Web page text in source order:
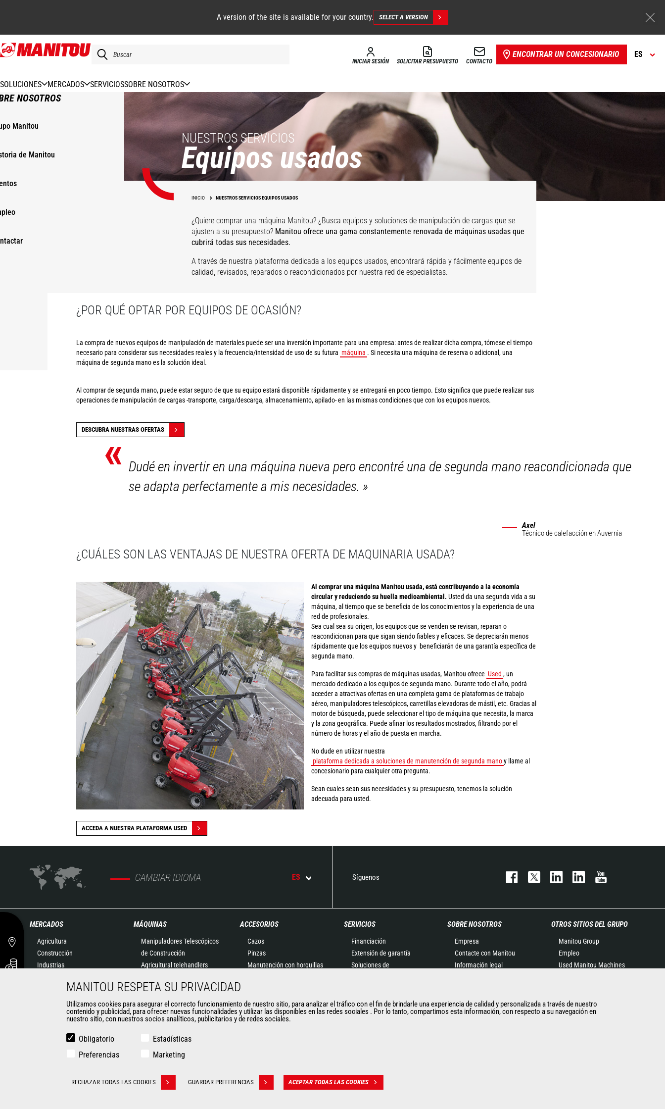
Pasar
al
A version of the site is available for your country. SELECT A VERSION
INICIAR SESIÓN SOLICITAR PRESUPUESTO CONTACTO
ENCONTRAR UN CONCESIONARIO ES
SOLUCIONES MERCADOS SERVICIOSSOBRE NOSOTROS
NOSOTROS
Manitou
de Manitou
NUESTROS SERVICIOS
Equipos usados
INICIO NUESTROS SERVICIOS EQUIPOS USADOS
¿Quiere comprar una máquina Manitou? ¿Busca equipos y soluciones de manipulación de cargas que se
ajusten a su presupuesto? Manitou ofrece una gama constantemente renovada de máquinas usadas que
cubrirá todas sus necesidades.
A través de nuestra plataforma dedicada a los equipos usados, encontrará rápida y fácilmente equipos de
calidad, revisados, reparados o reacondicionados por nuestra red de especialistas.
¿POR QUÉ OPTAR POR EQUIPOS DE OCASIÓN?
La compra de nuevos equipos de manipulación de materiales puede ser una inversión importante para una empresa: antes de realizar dicha compra, tómese el tiempo
necesario para considerar sus necesidades reales y la frecuencia/intensidad de uso de su futura máquina . Si necesita una máquina de reserva o adicional, una
máquina de segunda mano es la solución ideal.
Al comprar de segunda mano, puede estar seguro de que su equipo estará disponible rápidamente y se entregará en poco tiempo. Esto significa que puede realizar sus
operaciones de manipulación de cargas -transporte, carga/descarga, almacenamiento, apilado- en las mismas condiciones que con los equipos nuevos.
DESCUBRA NUESTRAS OFERTAS
« Dudé en invertir en una máquina nueva pero encontré una de segunda mano reacondicionada que
se adapta perfectamente a mis necesidades.»
Axel
Técnico de calefacciónen Auvernia
¿CUÁLES SON LAS VENTAJAS DE NUESTRA OFERTA DE MAQUINARIA USADA?
Al comprar una máquina Manitou usada, está contribuyendo a la economía
circular y reduciendo su huella medioambiental. Usted da una segunda vida a su
máquina, al tiempo que se beneficia de los conocimientos y la experiencia de una
red de profesionales.
Sea cual sea su origen, los equipos que se venden se revisan, reparan o
reacondicionan para que sigan siendo fiables y eficaces. Se depreciarán menos
rápidamente que los equipos nuevos y beneficiarán de una garantía específica de
segunda mano.
Para facilitar sus compras de máquinas usadas, Manitou ofrece Used , un
mercado dedicado a los equipos de segunda mano. Durante todo el año, podrá
acceder a atractivas ofertas en una completa gama de plataformas de trabajo
aéreo, manipuladores telescópicos, carretillas elevadoras de mástil, etc. Gracias al
motor de búsqueda, puede seleccionar el tipo de máquina que necesita, la marca
y la zona geográfica. Puede afinar los resultados mostrados, filtrando por el
número de horas y el año de puesta en marcha.
No dude en utilizar nuestra
plataforma dedicada a soluciones de manutención de segunda mano y llame al
concesionario para cualquier otra pregunta.
Sean cuales sean sus necesidades y su presupuesto, tenemos la solución
adecuada para usted.
ACCEDA A NUESTRA PLATAFORMA USED
CAMBIAR IDIOMA ES Síguenos
MERCADOS
Agricultura
Construcción
Industrias
Aeronáutica
Medio ambiente
MÁQUINAS
Manipuladores Telescópicos
de Construcción
Agricultural telehandlers
Manipuladores Telescópicos
Plataformas Elevadoras
Carretillas Embarcables
Minicargadoras
ACCESORIOS
Cazos
Pinzas
Manutención con horquillas
Cestas
Cubilotes para hormigón
SERVICIOS
Financiación
Extensión de garantía
Soluciones de
Soluciones conectadas
Herramientas de
SOBRE NOSOTROS
Empresa
Contacte con Manitou
Información legal
Historia
General Terms and
OTROS SITIOS DEL GRUPO
Manitou Group
Empleo
Used Manitou Machines
Edge Attachments
MANITOU RESPETA SU PRIVACIDAD
Utilizamos cookies para asegurar el correcto funcionamiento de nuestro sitio, para analizar el tráfico con el fin de brindarle una experiencia de calidad y personalizada a través de nuestro
contenido y publicidad, para ofrecer nuevas funcionalidades y utilizar las disponibles en las redes sociales . Por lo tanto, compartimos esta información, con respecto a su navegación en
nuestro sitio, con nuestros socios analíticos, publicitarios y de redes sociales.
Obligatorio
Estadísticas
Preferencias
Marketing
RECHAZAR TODAS LAS COOKIES GUARDAR PREFERENCIAS ACEPTAR TODAS LAS COOKIES